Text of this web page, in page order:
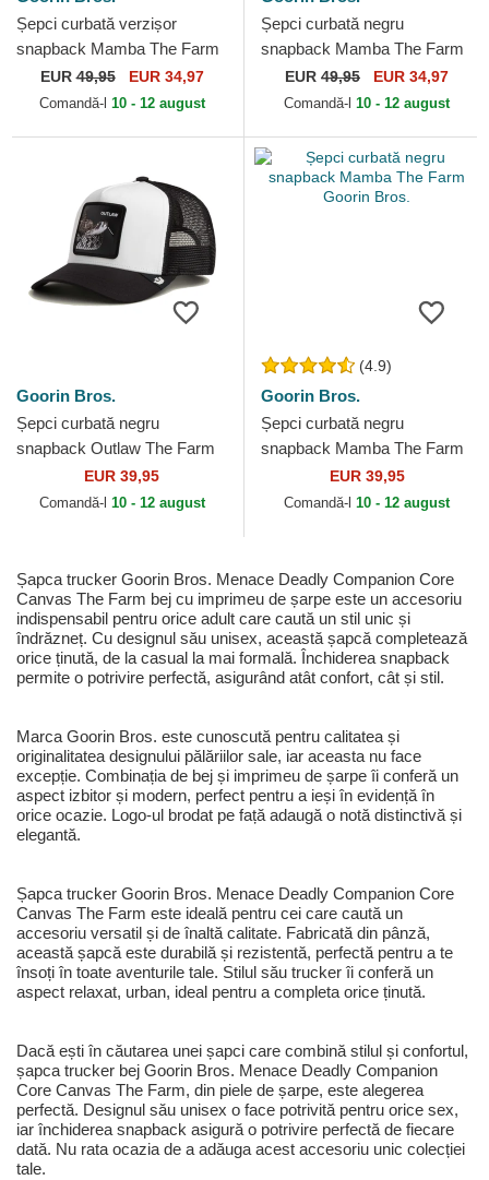
Șepci curbată verzișor
snapback Mamba The Farm
Premium The Farm Goorin
Bros.
EUR49,95 EUR 34,97
Comandă-l 10 - 12 august
Șepci curbată negru
snapback Mamba The Farm
Premium The Farm Goorin
Bros.
EUR 49,95 EUR 34,97
Comandă-l 10 - 12 august
Goorin Bros.
Șepci curbată negru
snapback Outlaw The Farm
Goorin Bros.EUR 39,95
Comandă-l 10 - 12 august
(4.9)
Goorin Bros.
Șepci curbată negru
snapback Mamba The Farm
Goorin Bros.EUR 39,95
Comandă-l 10 - 12 august
Șapca trucker Goorin Bros. Menace Deadly Companion Core
Canvas The Farm bej cu imprimeu de șarpe este un accesoriu
indispensabil pentru orice adult care caută un stil unic și
îndrăzneț. Cu designul său unisex, această șapcă completează
orice ținută, de la casual la mai formală. Închiderea snapback
permite o potrivire perfectă, asigurând atât confort, cât și stil.
Marca Goorin Bros. este cunoscută pentru calitatea și
originalitatea designului pălăriilor sale, iar aceasta nu face
excepție. Combinația de bej și imprimeu de șarpe îi conferă un
aspect izbitor și modern, perfect pentru a ieși în evidență în
orice ocazie. Logo-ul brodat pe față adaugă o notă distinctivă și
elegantă.
Șapca trucker Goorin Bros. Menace Deadly Companion Core
Canvas The Farm este ideală pentru cei care caută un
accesoriu versatil și de înaltă calitate. Fabricată din pânză,
această șapcă este durabilă și rezistentă, perfectă pentru a te
însoți în toate aventurile tale. Stilul său trucker îi conferă un
aspect relaxat, urban, ideal pentru a completa orice ținută.
Dacă ești în căutarea unei șapci care combină stilul și confortul,
șapca trucker bej Goorin Bros. Menace Deadly Companion
Core Canvas The Farm, din piele de șarpe, este alegerea
perfectă. Designul său unisex o face potrivită pentru orice sex,
iar închiderea snapback asigură o potrivire perfectă de fiecare
dată. Nu rata ocazia de a adăuga acest accesoriu unic colecției
tale.